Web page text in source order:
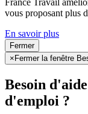
vous proposant plus
En savoir plus
Fermer
×Fermer la fenêtre
Besoin
d'emploi ?